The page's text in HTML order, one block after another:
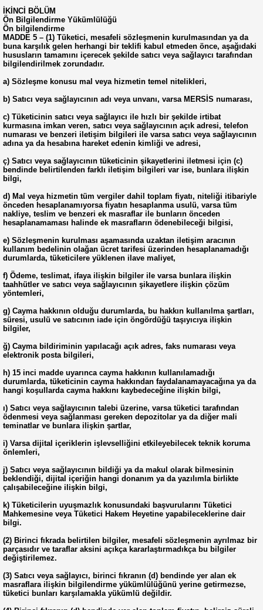
İKİNCİ BÖLÜM
Ön Bilgilendirme Yükümlülüğü
Ön bilgilendirme
MADDE 5 – (1) Tüketici, mesafeli sözleşmenin kurulmasından ya da
buna karşılık gelen herhangi bir teklifi kabul etmeden önce, aşağıdaki
hususların tamamını içerecek şekilde satıcı veya sağlayıcı tarafından
bilgilendirilmek zorundadır.
a) Sözleşme konusu mal veya hizmetin temel nitelikleri,
b) Satıcı veya sağlayıcının adı veya unvanı, varsa MERSİS numarası,
c) Tüketicinin satıcı veya sağlayıcı ile hızlı bir şekilde irtibat
kurmasına imkan veren, satıcı veya sağlayıcının açık adresi, telefon
numarası ve benzeri iletişim bilgileri ile varsa satıcı veya sağlayıcının
adına ya da hesabına hareket edenin kimliği ve adresi,
ç) Satıcı veya sağlayıcının tüketicinin şikayetlerini iletmesi için (c)
bendinde belirtilenden farklı iletişim bilgileri var ise, bunlara ilişkin
bilgi,
d) Mal veya hizmetin tüm vergiler dahil toplam fiyatı, niteliği itibariyle
önceden hesaplanamıyorsa fiyatın hesaplanma usulü, varsa tüm
nakliye, teslim ve benzeri ek masraflar ile bunların önceden
hesaplanamaması halinde ek masrafların ödenebileceği bilgisi,
e) Sözleşmenin kurulması aşamasında uzaktan iletişim aracının
kullanım bedelinin olağan ücret tarifesi üzerinden hesaplanamadığı
durumlarda, tüketicilere yüklenen ilave maliyet,
f) Ödeme, teslimat, ifaya ilişkin bilgiler ile varsa bunlara ilişkin
taahhütler ve satıcı veya sağlayıcının şikayetlere ilişkin çözüm
yöntemleri,
g) Cayma hakkının olduğu durumlarda, bu hakkın kullanılma şartları,
süresi, usulü ve satıcının iade için öngördüğü taşıyıcıya ilişkin
bilgiler,
ğ) Cayma bildiriminin yapılacağı açık adres, faks numarası veya
elektronik posta bilgileri,
h) 15 inci madde uyarınca cayma hakkının kullanılamadığı
durumlarda, tüketicinin cayma hakkından faydalanamayacağına ya da
hangi koşullarda cayma hakkını kaybedeceğine ilişkin bilgi,
ı) Satıcı veya sağlayıcının talebi üzerine, varsa tüketici tarafından
ödenmesi veya sağlanması gereken depozitolar ya da diğer mali
teminatlar ve bunlara ilişkin şartlar,
i) Varsa dijital içeriklerin işlevselliğini etkileyebilecek teknik koruma
önlemleri,
j) Satıcı veya sağlayıcının bildiği ya da makul olarak bilmesinin
beklendiği, dijital içeriğin hangi donanım ya da yazılımla birlikte
çalışabileceğine ilişkin bilgi,
k) Tüketicilerin uyuşmazlık konusundaki başvurularını Tüketici
Mahkemesine veya Tüketici Hakem Heyetine yapabileceklerine dair
bilgi.
(2) Birinci fıkrada belirtilen bilgiler, mesafeli sözleşmenin ayrılmaz bir
parçasıdır ve taraflar aksini açıkça kararlaştırmadıkça bu bilgiler
değiştirilemez.
(3) Satıcı veya sağlayıcı, birinci fıkranın (d) bendinde yer alan ek
masraflara ilişkin bilgilendirme yükümlülüğünü yerine getirmezse,
tüketici bunları karşılamakla yükümlü değildir.